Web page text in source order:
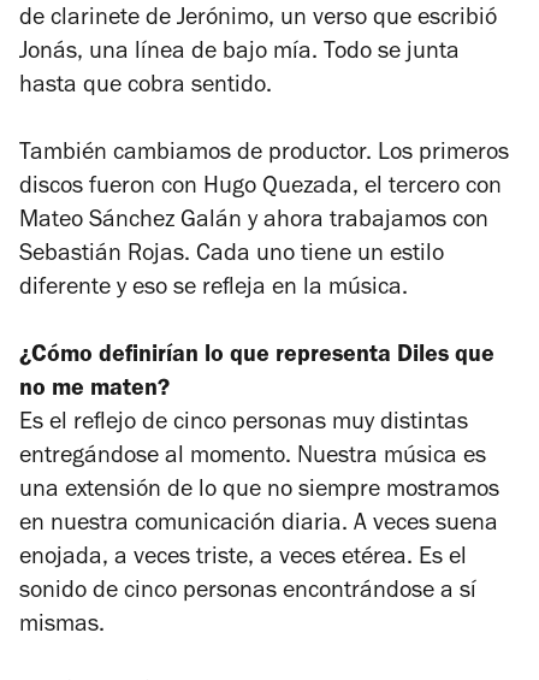
de clarinete de Jerónimo, un verso que escribió
Jonás, una línea de bajo mía. Todo se junta
hasta que cobra sentido.
También cambiamos de productor. Los primeros
discos fueron con Hugo Quezada, el tercero con
Mateo Sánchez Galán y ahora trabajamos con
Sebastián Rojas. Cada uno tiene un estilo
diferente y eso se refleja en la música.
¿Cómo definirían lo que representa Diles que
no me maten?
Es el reflejo de cinco personas muy distintas
entregándose al momento. Nuestra música es
una extensión de lo que no siempre mostramos
en nuestra comunicación diaria. A veces suena
enojada, a veces triste, a veces etérea. Es el
sonido de cinco personas encontrándose a sí
mismas.